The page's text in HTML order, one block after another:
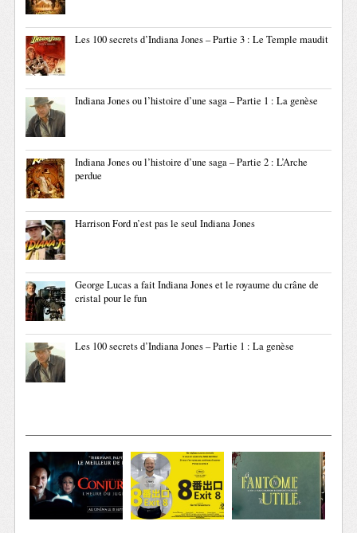
Les 100 secrets d’Indiana Jones – Partie 3 : Le Temple maudit
Indiana Jones ou l’histoire d’une saga – Partie 1 : La genèse
Indiana Jones ou l’histoire d’une saga – Partie 2 : L’Arche
perdue
Harrison Ford n’est pas le seul Indiana Jones
George Lucas a fait Indiana Jones et le royaume du crâne de
cristal pour le fun
Les 100 secrets d’Indiana Jones – Partie 1 : La genèse